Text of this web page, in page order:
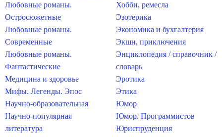
Любовные романы.
Остросюжетные
Любовные романы.
Современные
Любовные романы.
Фантастические
Медицина и здоровье
Мифы. Легенды. Эпос
Научно-образовательная
Научно-популярная
литература
Хобби, ремесла
Эзотерика
Экономика и бухгалтерия
Экшн, приключения
Энциклопедия / справочник /
словарь
Эротика
Этика
Юмор
Юмор. Программистов
Юриспруденция